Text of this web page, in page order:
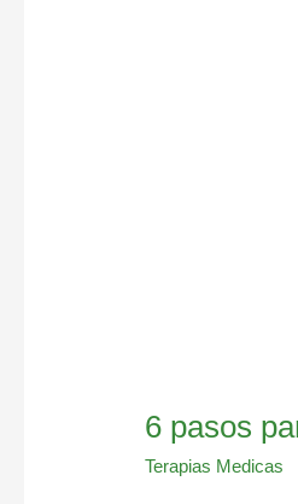
6 pasos
Terapias Medicas